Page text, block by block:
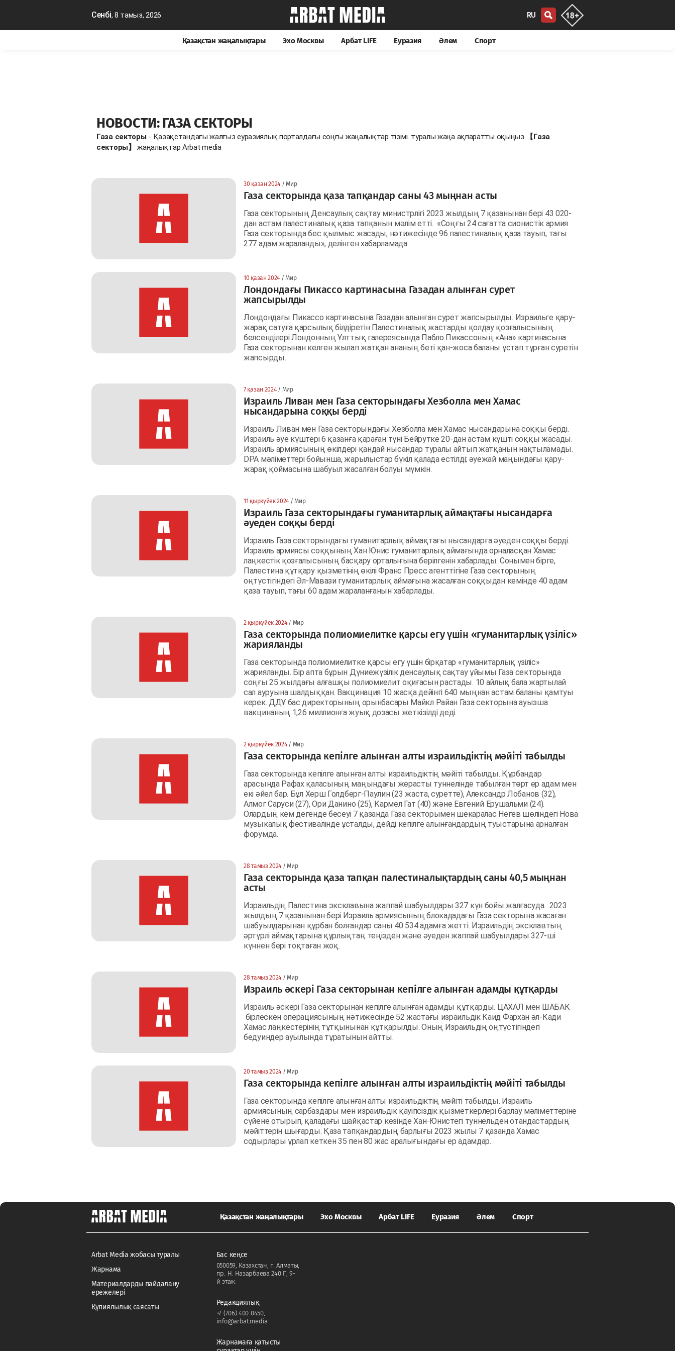
Сенбі, 8 тамыз, 2026 RU
Қазақстан жаңалықтары Эхо Москвы Арбат LIFE Еуразия Әлем Спорт
НОВОСТИ: ГАЗА СЕКТОРЫ
Газа секторы- Қазақстандағы жалғыз еуразиялық порталдағы соңғы жаңалықтар тізімі. туралы жаңа ақпаратты оқыңыз
【Газа
секторы】
жаңалықтар Arbat media
30 қазан 2024 / Мир
Газа секторында қаза тапқандар саны 43 мыңнан асты
Газа секторының Денсаулық сақтау министрлігі 2023 жылдың 7 қазанынан бері 43 020-
дан астам палестиналық қаза тапқанын мәлім етті. «Соңғы 24 сағатта сионистік армия
Газа секторында бес қылмыс жасады, нәтижесінде 96 палестиналық қаза тауып, тағы
277 адам жараланды», делінген хабарламада.
10 қазан 2024 / Мир
Лондондағы Пикассо картинасына Газадан алынған сурет
жапсырылды
Лондондағы Пикассо картинасына Газадан алынған сурет жапсырылды. Израильге қару-
жарақ сатуға қарсылық білдіретін Палестиналық жастарды қолдау қозғалысының
белсенділері Лондонның Ұлттық галереясында Пабло Пикассоның «Ана» картинасына
Газа секторынан келген жылап жатқан ананың беті қан-жоса баланы ұстап тұрған суретін
жапсырды.
7 қазан 2024/ Мир
Израиль Ливан мен Газа секторындағы Хезболла мен Хамас
нысандарына соққы берді
Израиль Ливан мен Газа секторындағы Хезболла мен Хамас нысандарына соққы берді.
Израиль әуе күштері 6 қазанға қараған түні Бейрутке 20-дан астам күшті соққы жасады.
Израиль армиясының өкілдері қандай нысандар туралы айтып жатқанын нақтыламады.
DPA мәліметтері бойынша, жарылыстар бүкіл қалада естілді; әуежай маңындағы қару-
жарақ қоймасына шабуыл жасалған болуы мүмкін.
11 қыркүйек 2024 / Мир
Израиль Газа секторындағы гуманитарлық аймақтағы нысандарға
әуеден соққы берді
Израиль Газа секторындағы гуманитарлық аймақтағы нысандарға әуеден соққы берді.
Израиль армиясы соққының Хан Юнис гуманитарлық аймағында орналасқан Хамас
лаңкестік қозғалысының басқару орталығына берілгенін хабарлады. Сонымен бірге,
Палестина құтқару қызметінің өкілі Франс Пресс агенттігіне Газа секторының
оңтүстігіндегі Әл-Мавази гуманитарлық аймағына жасалған соққыдан кемінде 40 адам
қаза тауып, тағы 60 адам жараланғанын хабарлады.
2 қыркүйек 2024/ Мир
Газа секторында полиомиелитке қарсы егу үшін «гуманитарлық үзіліс»
жарияланды
Газа секторында полиомиелитке қарсы егу үшін бірқатар «гуманитарлық үзіліс»
жарияланды. Бір апта бұрын Дүниежүзілік денсаулық сақтау ұйымы Газа секторында
соңғы 25 жылдағы алғашқы полиомиелит оқиғасын растады. 10 айлық бала жартылай
сал ауруына шалдыққан. Вакцинация 10 жасқа дейінгі 640 мыңнан астам баланы қамтуы
керек. ДДҰ бас директорының орынбасары Майкл Райан Газа секторына ауызша
вакцинаның 1,26 миллионға жуық дозасы жеткізілді деді.
2 қыркүйек 2024/ Мир
Газа секторында кепілге алынған алты израильдіктің мәйіті табылды
Газа секторында кепілге алынған алты израильдіктің мәйіті табылды. Құрбандар
арасында Рафах қаласының маңындағы жерасты туннелінде табылған төрт ер адам мен
екі әйел бар. Бұл Херш Голдберг-Паулин (23 жаста, суретте), Александр Лобанов (32),
Алмог Саруси (27), Ори Данино (25), Кармел Гат (40) және Евгений Ерушальми (24).
Олардың кем дегенде бесеуі 7 қазанда Газа секторымен шекаралас Негев шөліндегі Нова
музыкалық фестивалінде ұсталды, дейді кепілге алынғандардың туыстарына арналған
форумда.
28 тамыз 2024 / Мир
Газа секторында қаза тапқан палестиналықтардың саны 40,5 мыңнан
асты
Израильдің Палестина эксклавына жаппай шабуылдары 327 күн бойы жалғасуда. 2023
жылдың 7 қазанынан бері Израиль армиясының блокададағы Газа секторына жасаған
шабуылдарынан құрбан болғандар саны 40 534 адамға жетті. Израильдің эксклавтың
әртүрлі аймақтарына құрлықтан, теңізден және әуеден жаппай шабуылдары 327-ші
күннен бері тоқтаған жоқ.
28 тамыз 2024 / Мир
Израиль әскері Газа секторынан кепілге алынған адамды құтқарды
Израиль әскері Газа секторынан кепілге алынған адамды құтқарды. ЦАХАЛ мен ШАБАК
бірлескен операциясының нәтижесінде 52 жастағы израильдік Каид Фархан әл-Кади
Хамас лаңкестерінің тұтқынынан құтқарылды. Оның Израильдің оңтүстігіндегі
бедуиндер ауылында тұратынын айтты.
20 тамыз 2024 / Мир
Газа секторында кепілге алынған алты израильдіктің мәйіті табылды
Газа секторында кепілге алынған алты израильдіктің мәйіті табылды. Израиль
армиясының сарбаздары мен израильдік қауіпсіздік қызметкерлері барлау мәліметтеріне
сүйене отырып, қаладағы шайқастар кезінде Хан-Юнистегі туннельден отандастардың
мәйіттерін шығарды. Қаза тапқандардың барлығы 2023 жылы 7 қазанда Хамас
содырлары ұрлап кеткен 35 пен 80 жас аралығындағы ер адамдар.
Қазақстан жаңалықтары Эхо Москвы Арбат LIFE Еуразия Әлем Спорт
Arbat Media жобасы туралы
Жарнама
Материалдарды пайдалану
ережелері
Құпиялылық саясаты
Бас кеңсе
050059, Казахстан, г. Алматы,
пр. Н. Назарбаева 240 Г, 9-
й этаж.
Редакциялық
+7 (706) 400 0450,
info@arbat.media
Жарнамаға қатысты